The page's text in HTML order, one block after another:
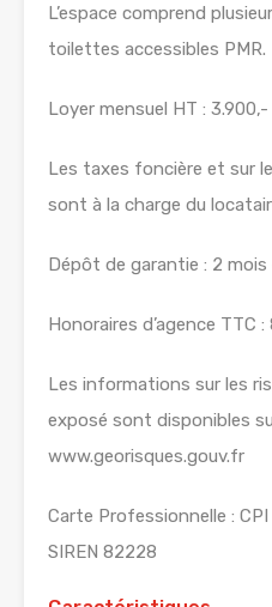
L’espace comprend
toilettes accessibles PMR.
Loyer mensuel HT :
Les taxes foncière et sur
sont à la charge du
Dépôt de garantie : 2 mois
Honoraires d’agence TTC
Les informations sur les
exposé sont disponibles
www.georisques.gouv.fr
Carte Professionnelle :
SIREN 82228